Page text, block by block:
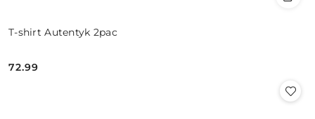
T-shirt Autentyk 2pac
Cena:
72.99